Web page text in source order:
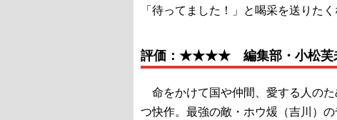
「待ってました！」と喝采を送りた
評価：★★★★ 編集部・小松
命をかけて国や仲間、愛する人の
つ快作。最強の敵・ホウ煖（吉川）